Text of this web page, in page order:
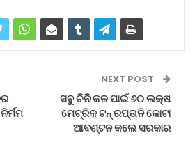
ରୁ ସିଧା ସୈନୀକ
2026
ଜିଣ୍ଟାଙ୍କ ସହ ଡେଟିଂ…
ବନ୍ୟା କ୍ଷୟକ୍ଷତି…
NEXT POST
ସବୁ ଚିନି କଳ ପାଇଁ ୬୦ ଲକ୍ଷ
ମେଟ୍ରିକ ଟନ୍‌ ରପ୍ତାନି କୋଟା
ଆବଣ୍ଟନ କଲେ ସରକାର